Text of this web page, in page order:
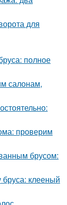
для
полное
салонам,
проверим
брусом:
клееный